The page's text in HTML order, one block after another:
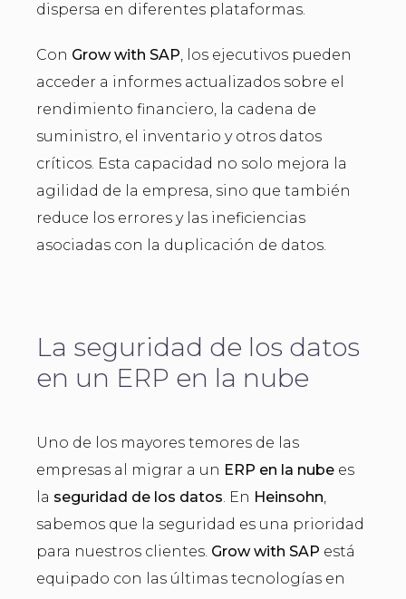
dispersa en diferentes plataformas.
Con Grow with SAP, los ejecutivos pueden
acceder a informes actualizados sobre el
rendimiento financiero, la cadena de
suministro, el inventario y otros datos
críticos. Esta capacidad no solo mejora la
agilidad de la empresa, sino que también
reduce los errores y las ineficiencias
asociadas con la duplicación de datos.
La seguridad de los datos
en un ERP en la nube
Uno de los mayores temores de las
empresas al migrar a un ERP en la nube es
la seguridad de los datos. En Heinsohn,
sabemos que la seguridad es una prioridad
para nuestros clientes. Grow with SAP está
equipado con las últimas tecnologías en